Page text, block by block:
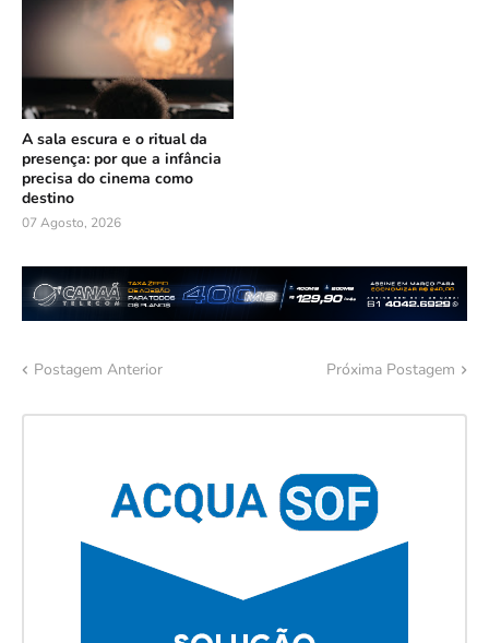
A sala escura e o ritual da
presença: por que a infância
precisa do cinema como
destino
07 Agosto, 2026
Postagem Anterior Próxima Postagem